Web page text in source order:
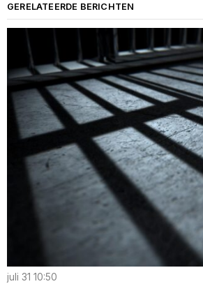
GERELATEERDE BERICHTEN
juli 31 10:50